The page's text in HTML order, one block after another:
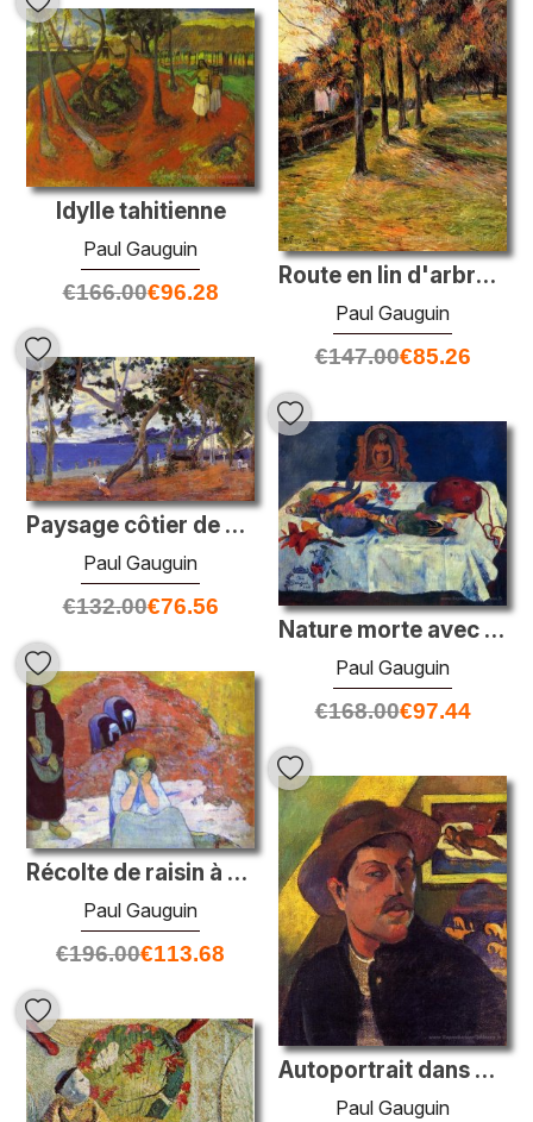
Route en lin d'arbre, Rouen
Paul Gauguin
€147.00€85.26
Idylle tahitienne
Paul Gauguin
€166.00€96.28
Paysage côtier de Martinique
Paul Gauguin
€132.00€76.56
Nature morte avec des perroquets
Paul Gauguin
€168.00€97.44
Récolte de raisin à Arles
Paul Gauguin
€196.00€113.68
Autoportrait dans un chapeau
Paul Gauguin